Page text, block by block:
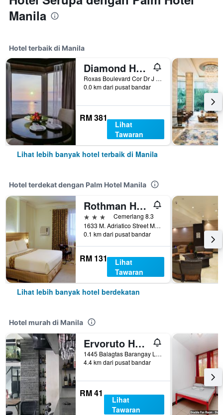
Manila
Hotel terbaik di Manila
Diamond Hotel Philippines
Roxas Boulevard Cor Dr J Quintos St, 0, Manila, Filipina
0.0 km dari pusat bandar
RM 381
Lihat
Tawaran
Lihat lebih banyak hotel terbaik di Manila
Hotel terdekat dengan Palm Hotel Manila
Rothman Hotel
3 bintangCemerlang 8.3
1633 M. Adriatico Street Malate, Manila, Filipina
0.1 km dari pusat bandar
RM 131
Lihat
Tawaran
Lihat lebih banyak hotel berdekatan
Hotel murah di Manila
Ervoruto Hostel Makati
1445 Balagtas Barangay La Paz, Manila, Filipina
4.4 km dari pusat bandar
RM 41
Lihat
Tawaran